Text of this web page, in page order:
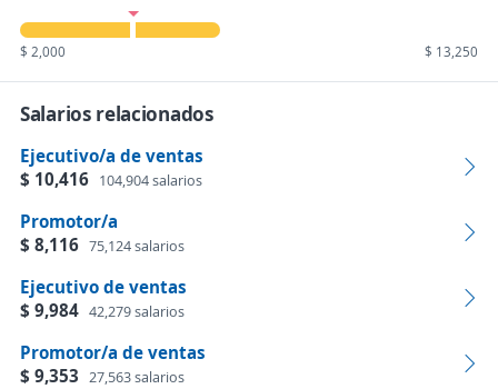
$ 2,000 $ 13,250
Salarios relacionados
Ejecutivo/a de ventas
$ 10,416 104,904 salarios
Promotor/a
$ 8,116 75,124 salarios
Ejecutivo de ventas
$ 9,984 42,279 salarios
Promotor/a de ventas
$ 9,353 27,563 salarios